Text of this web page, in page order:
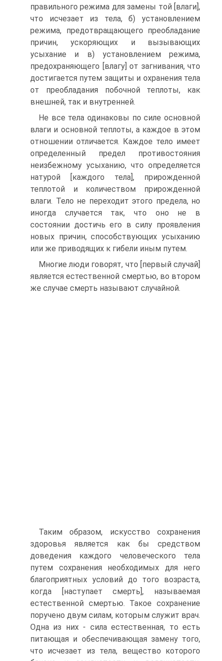
правильного режима для замены той [влаги],
что исчезает из тела, б) установлением
режима, предотвращающего преобладание
причин, ускоряющих и вызывающих
усыхание и в) установлением режима,
предохраняющего [влагу] от загнивания, что
достигается путем защиты и охранения тела
от преобладания побочной теплоты, как
внешней, так и внутренней.
Не все тела одинаковы по силе основной
влаги и основной теплоты, а каждое в этом
отношении отличается. Каждое тело имеет
определенный предел противостояния
неизбежному усыханию, что определяется
натурой [каждого тела], прирожденной
теплотой и количеством прирожденной
влаги. Тело не переходит этого предела, но
иногда случается так, что оно не в
состоянии достичь его в силу проявления
новых причин, способствующих усыханию
или же приводящих к гибели иным путем.
Многие люди говорят, что [первый случай]
является естественной смертью, во втором
же случае смерть называют случайной.
Таким образом, искусство сохранения
здоровья является как бы средством
доведения каждого человеческого тела
путем сохранения необходимых для него
благоприятных условий до того возраста,
когда [наступает смерть], называемая
естественной смертью. Такое сохранение
поручено двум силам, которым служит врач.
Одна из них - сила естественная, то есть
питающая и обеспечивающая замену того,
что исчезает из тела, вещество которого